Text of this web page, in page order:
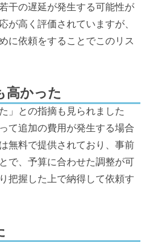
干の遅延が発生する可能性が
が高く評価されていますが、
に依頼をすることでこのリス
高かった
」との指摘も見られました
て追加の費用が発生する場合
無料で提供されており、事前
で、予算に合わせた調整が可
把握した上で納得して依頼す